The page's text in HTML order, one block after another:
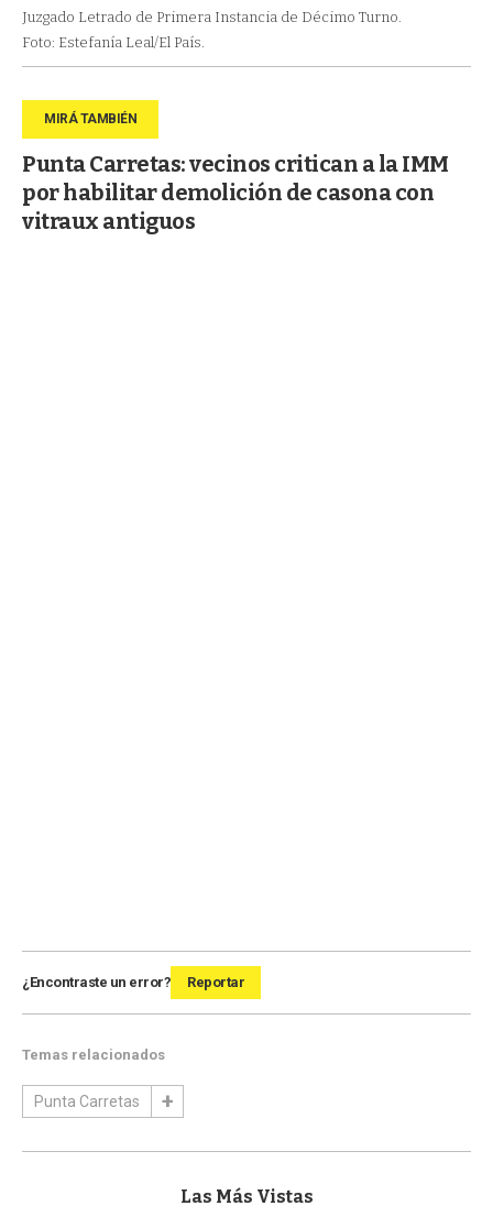
Juzgado Letrado de Primera Instancia de Décimo Turno.
Foto: Estefanía Leal/El País.
Punta Carretas: vecinos critican a la IMM
por habilitar demolición de casona con
vitraux antiguos
¿Encontraste un error? Reportar
Temas relacionados
Punta Carretas
Las Más Vistas